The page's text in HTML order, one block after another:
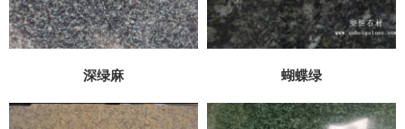
深绿麻 蝴蝶绿